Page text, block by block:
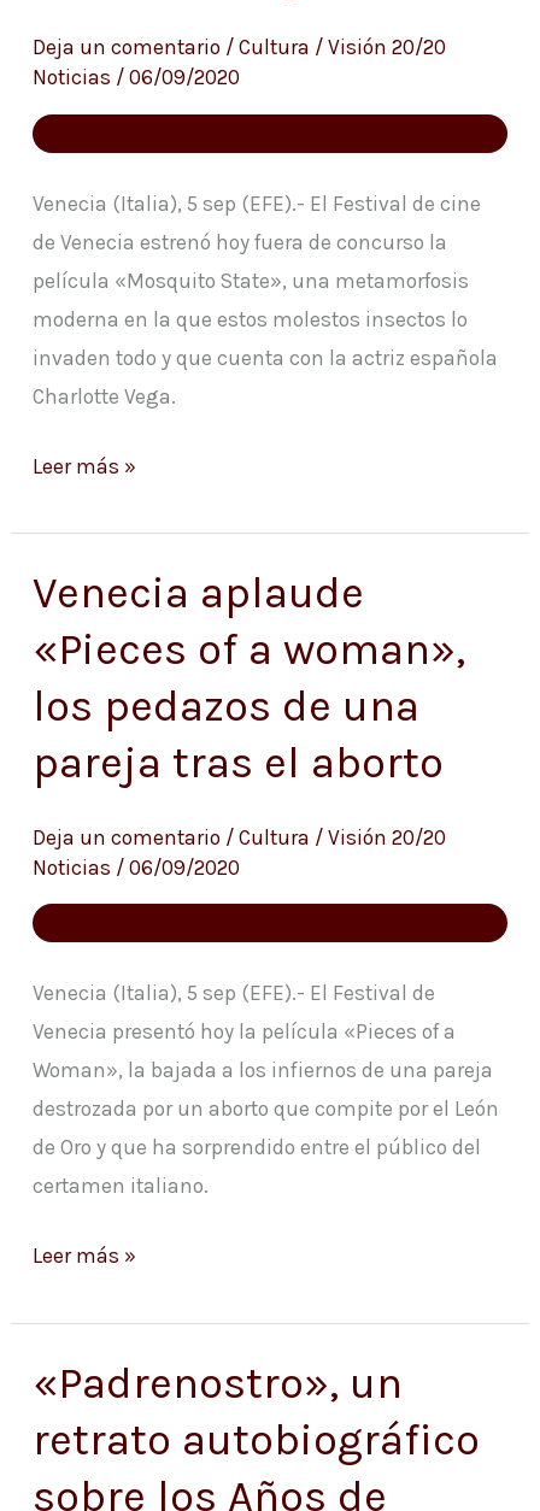
Deja un comentario / Cultura / Visión 20/20
Noticias / 06/09/2020
Venecia (Italia), 5 sep (EFE).- El Festival de cine
de Venecia estrenó hoy fuera de concurso la
película «Mosquito State», una metamorfosis
moderna en la que estos molestos insectos lo
invaden todo y que cuenta con la actriz española
Charlotte Vega.
una
con
Vega
Leer más »
Venecia aplaude
«Pieces of a woman»,
los pedazos de una
pareja tras el aborto
Deja un comentario / Cultura / Visión 20/20
Noticias / 06/09/2020
Venecia (Italia), 5 sep (EFE).- El Festival de
Venecia presentó hoy la película «Pieces of a
Woman», la bajada a los infiernos de una pareja
destrozada por un aborto que compite por el León
de Oro y que ha sorprendido entre el público del
certamen italiano.
Venecia
«Pieces
woman»,
pedazos
una
tras
el
aborto
Leer más »
«Padrenostro», un
retrato autobiográfico
sobre los Años de
«Padrenostro»,
retrato
autobiográfico